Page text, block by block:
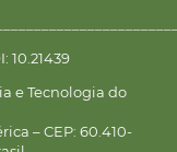
10.21439
e Tecnologia do
– CEP: 60.410-